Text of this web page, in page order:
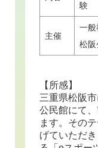
験
主催
一般
松阪
【所感】
三重県松阪
公民館にて
ます。その
げていただ